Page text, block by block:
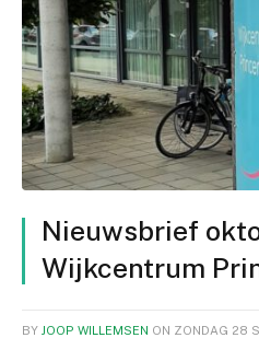
Nieuwsbrief
Wijkcentrum
BY JOOP WILLEMSEN ON ZONDAG 28